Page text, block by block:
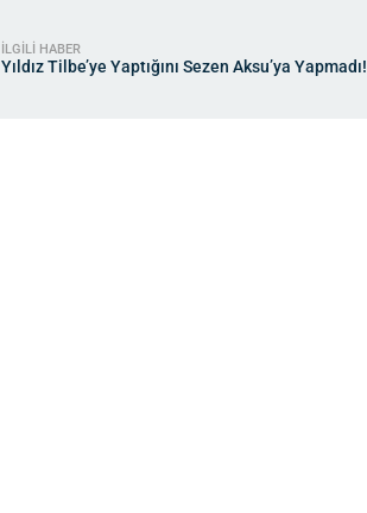
İLGİLİ HABER
Yıldız Tilbe’ye Yaptığını Sezen Aksu’ya